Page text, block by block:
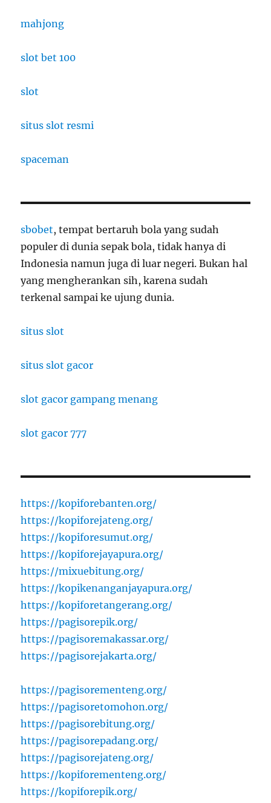
mahjong
slot bet 100
slot
situs slot resmi
spaceman
sbobet, tempat bertaruh bola yang sudah
populer di dunia sepak bola, tidak hanya di
Indonesia namun juga di luar negeri. Bukan hal
yang mengherankan sih, karena sudah
terkenal sampai ke ujung dunia.
situs slot
situs slot gacor
slot gacor gampang menang
slot gacor 777
https://kopiforebanten.org/
https://kopiforejateng.org/
https://kopiforesumut.org/
https://kopiforejayapura.org/
https://mixuebitung.org/
https://kopikenanganjayapura.org/
https://kopiforetangerang.org/
https://pagisorepik.org/
https://pagisoremakassar.org/
https://pagisorejakarta.org/
https://pagisorementeng.org/
https://pagisoretomohon.org/
https://pagisorebitung.org/
https://pagisorepadang.org/
https://pagisorejateng.org/
https://kopiforementeng.org/
https://kopiforepik.org/